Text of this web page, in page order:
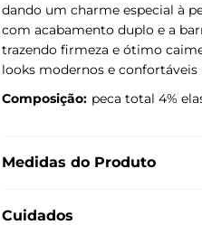
dando um charme especial à
com acabamento duplo e a
trazendo firmeza e ótimo
looks modernos e confortáveis
Composição: peca total 4%
Medidas do Produto
Cuidados